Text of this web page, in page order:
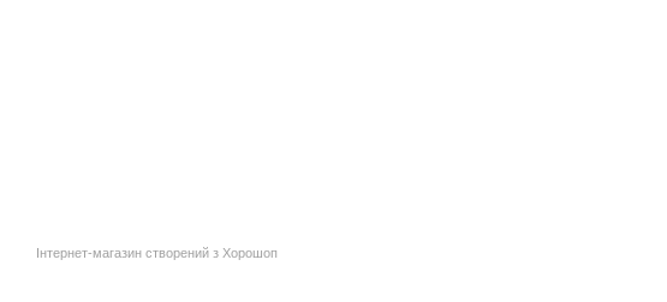
Інтернет-магазин створений з Хорошоп